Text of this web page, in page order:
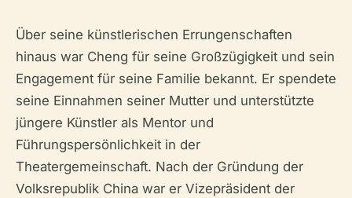
Über seine künstlerischen Errungenschaften
hinaus war Cheng für seine Großzügigkeit und sein
Engagement für seine Familie bekannt. Er spendete
seine Einnahmen seiner Mutter und unterstützte
jüngere Künstler als Mentor und
Führungspersönlichkeit in der
Theatergemeinschaft. Nach der Gründung der
Volksrepublik China war er Vizepräsident der